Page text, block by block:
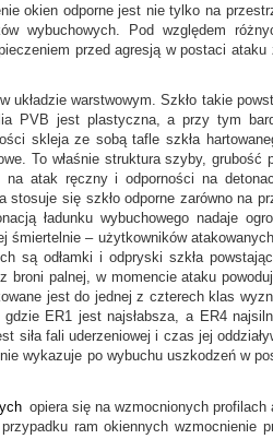
okien odporne jest nie tylko na
wybuchowych. Pod względem
przed agresją w postaci
układzie warstwowym. Szkło takie
PVB jest plastyczna, a przy tym
skleja ze sobą tafle szkła
To właśnie struktura szyby,
na atak ręczny i odporności na
się szkło odporne zarówno na
ładunku wybuchowego nadaje
śmiertelnie – użytkowników
są odłamki i odpryski szkła
palnej, w momencie ataku
jest do jednej z czterech klas
ER1 jest najsłabsza, a ER4
siła fali uderzeniowej i czas jej
wykazuje po wybuchu uszkodzeń w
opiera się na wzmocnionych
ram okiennych wzmocnienie